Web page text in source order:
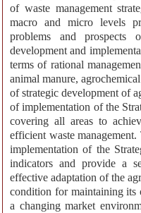
of waste management
macro and micro levels
problems and prospects
development and
terms of rational
animal manure,
of strategic development of
of implementation of the
covering all areas to
efficient waste
implementation of the
indicators and provide a
effective adaptation of the
condition for maintaining its
a changing market